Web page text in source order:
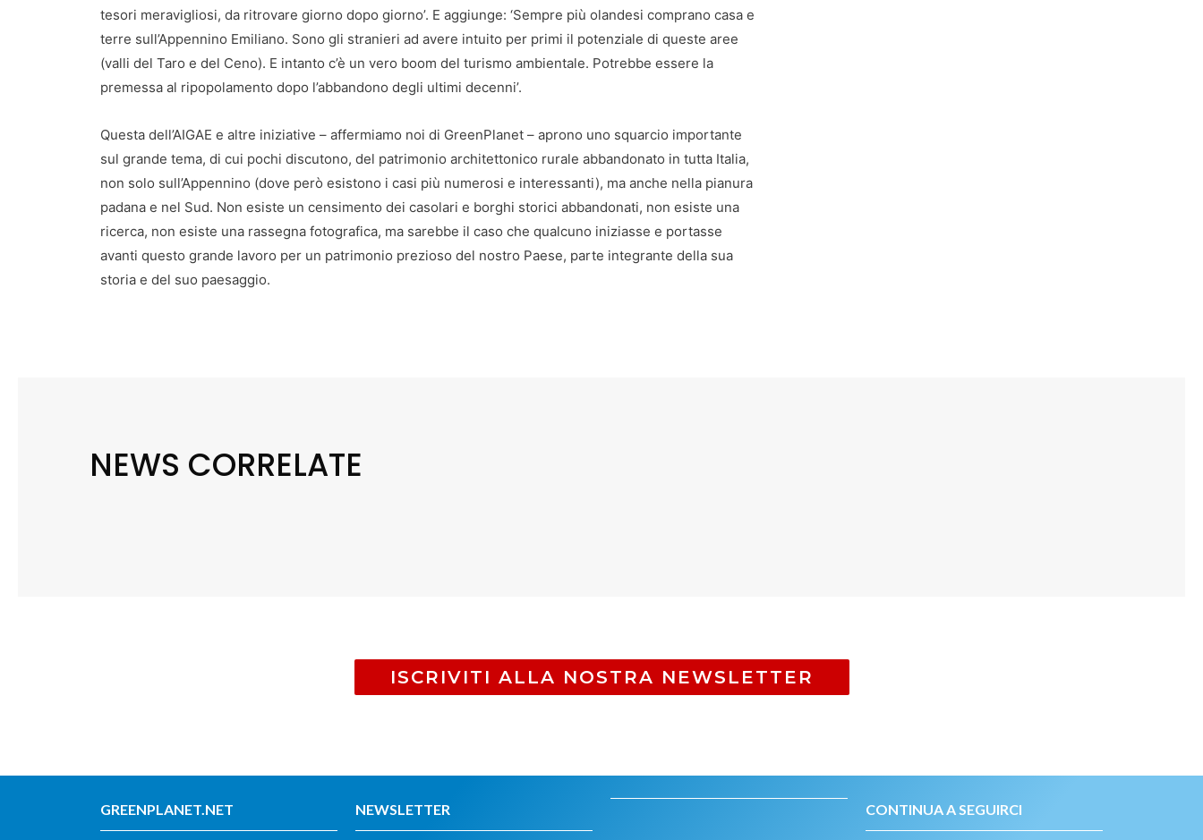
tesori meravigliosi, da ritrovare giorno dopo giorno’. E aggiunge: ‘Sempre più olandesi comprano casa e
terre sull’Appennino Emiliano. Sono gli stranieri ad avere intuito per primi il potenziale di queste aree
(valli del Taro e del Ceno). E intanto c’è un vero boom del turismo ambientale. Potrebbe essere la
premessa al ripopolamento dopo l’abbandono degli ultimi decenni’.
Questa dell’AIGAE e altre iniziative – affermiamo noi di GreenPlanet – aprono uno squarcio importante
sul grande tema, di cui pochi discutono, del patrimonio architettonico rurale abbandonato in tutta Italia,
non solo sull’Appennino (dove però esistono i casi più numerosi e interessanti), ma anche nella pianura
padana e nel Sud. Non esiste un censimento dei casolari e borghi storici abbandonati, non esiste una
ricerca, non esiste una rassegna fotografica, ma sarebbe il caso che qualcuno iniziasse e portasse
avanti questo grande lavoro per un patrimonio prezioso del nostro Paese, parte integrante della sua
storia e del suo paesaggio.
NEWS CORRELATE
ISCRIVITI ALLA NOSTRA NEWSLETTER
GREENPLANET.NET NEWSLETTER CONTINUA A SEGUIRCI